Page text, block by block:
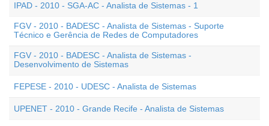
IPAD - 2010 - SGA-AC - Analista de Sistemas - 1
FGV - 2010 - BADESC - Analista de Sistemas - Suporte
Técnico e Gerência de Redes de Computadores
FGV - 2010 - BADESC - Analista de Sistemas -
Desenvolvimento de Sistemas
FEPESE - 2010 - UDESC - Analista de Sistemas
UPENET - 2010 - Grande Recife - Analista de Sistemas